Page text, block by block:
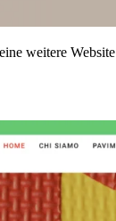
weitere